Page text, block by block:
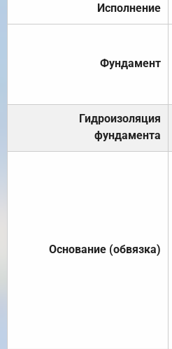
Исполнение
Фундамент
Гидроизоляция
фундамента
Основание (обвязка)